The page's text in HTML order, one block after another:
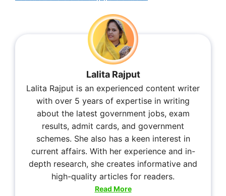
Lalita Rajput
Lalita Rajput is an experienced content writer
with over 5 years of expertise in writing
about the latest government jobs, exam
results, admit cards, and government
schemes. She also has a keen interest in
current affairs. With her experience and in-
depth research, she creates informative and
high-quality articles for readers.
Read More